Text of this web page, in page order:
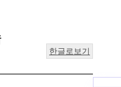
한글로보기